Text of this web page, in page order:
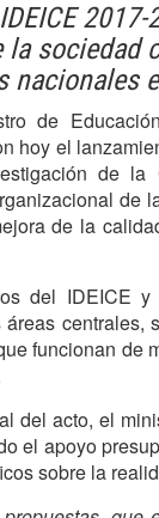
sociedad
nacionales
de
hoy el
de
de
de la
del IDEICE
centrales,
funcionan de
del acto, el
el apoyo
sobre la